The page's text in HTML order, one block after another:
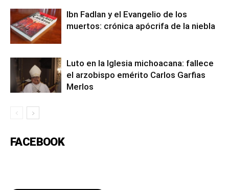
Ibn Fadlan y el Evangelio de los
muertos: crónica apócrifa de la niebla
Luto en la Iglesia michoacana: fallece
el arzobispo emérito Carlos Garfias
Merlos
FACEBOOK